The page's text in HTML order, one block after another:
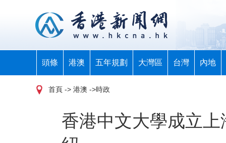
頭條 港澳 五年規劃 大灣區 台灣 內地
首頁 -> 港澳 ->時政
香港中文大學成立